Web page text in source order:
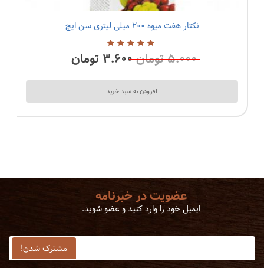
نکتار هفت میوه ۲۰۰ میلی لیتری سن ایچ
5.00 از
۵.۰۰۰تومان۳.۶۰۰ تومان
افزودن به سبد خرید
عضویت در خبرنامه
ایمیل خود را وارد کنید و عضو شوید.